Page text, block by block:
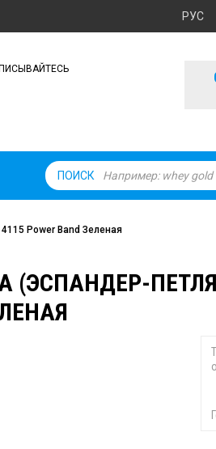
РУС
ПОИСК
Power Band Зеленая
ПЕТЛЯ